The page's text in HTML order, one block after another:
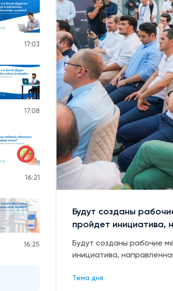
17:03
17:08
16:21
16:25
Будут созданы
пройдет инициатива,
Будут созданы рабочие
инициатива,
Тема дня